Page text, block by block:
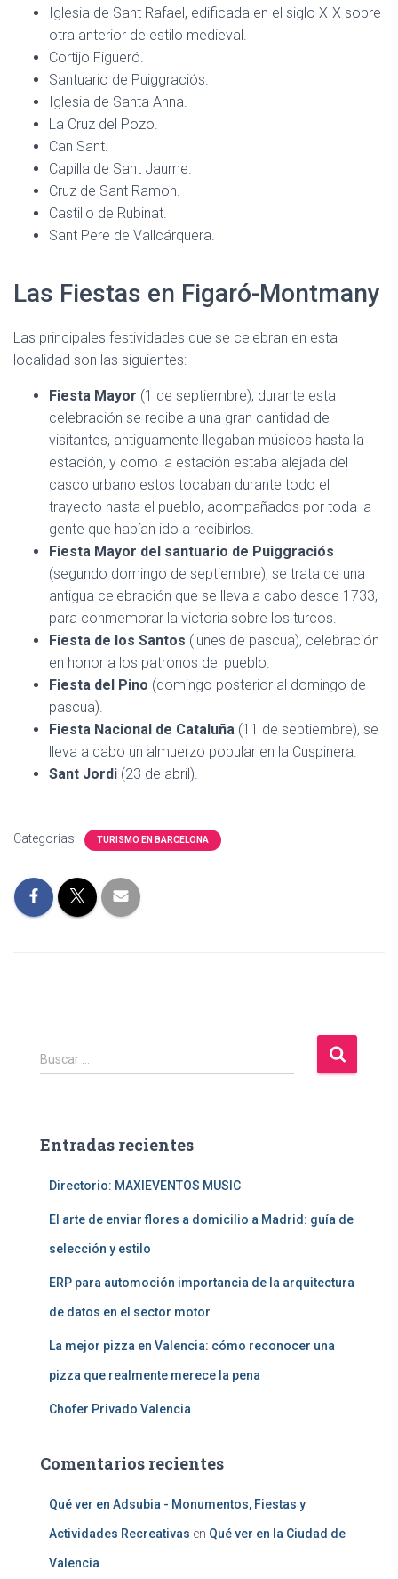
Iglesia de Sant Rafael, edificada en el siglo XIX sobre
otra anterior de estilo medieval.
Cortijo Figueró.
Santuario de Puiggraciós.
Iglesia de Santa Anna.
La Cruz del Pozo.
Can Sant.
Capilla de Sant Jaume.
Cruz de Sant Ramon.
Castillo de Rubinat.
Sant Pere de Vallcárquera.
Las Fiestas en Figaró-Montmany
Las principales festividades que se celebran en esta
localidad son las siguientes:
Fiesta Mayor (1 de septiembre), durante esta
celebración se recibe a una gran cantidad de
visitantes, antiguamente llegaban músicos hasta la
estación, y como la estación estaba alejada del
casco urbano estos tocaban durante todo el
trayecto hasta el pueblo, acompañados por toda la
gente que habían ido a recibirlos.
Fiesta Mayor del santuario de Puiggraciós
(segundo domingo de septiembre), se trata de una
antigua celebración que se lleva a cabo desde 1733,
para conmemorar la victoria sobre los turcos.
Fiesta de los Santos (lunes de pascua), celebración
en honor a los patronos del pueblo.
Fiesta del Pino (domingo posterior al domingo de
pascua).
Fiesta Nacional de Cataluña (11 de septiembre), se
lleva a cabo un almuerzo popular en la Cuspinera.
Sant Jordi (23 de abril).
Categorías: TURISMO EN BARCELONA
B
u
r
Buscar …
Entradas recientes
Directorio: MAXIEVENTOS MUSIC
El arte de enviar flores a domicilio a Madrid: guía de
selección y estilo
ERP para automoción importancia de la arquitectura
de datos en el sector motor
La mejor pizza en Valencia: cómo reconocer una
pizza que realmente merece la pena
Chofer Privado Valencia
Comentarios recientes
Qué ver en Adsubia - Monumentos, Fiestas y
Actividades Recreativas en Qué ver en la Ciudad de
Valencia